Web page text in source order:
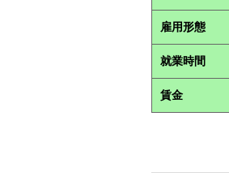
雇用形態
就業時間
賃金